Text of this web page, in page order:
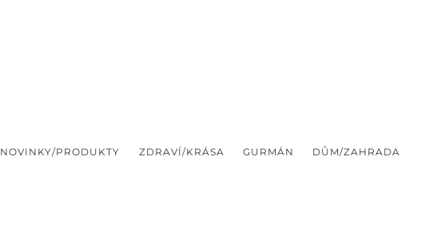
NOVINKY/PRODUKTY ZDRAVÍ/KRÁSA GURMÁN DŮM/ZAHRADA